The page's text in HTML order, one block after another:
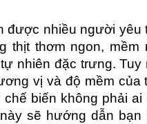
được nhiều người yêu
thịt thơm ngon, mềm
nhiên đặc trưng. Tuy
vị và độ mềm của
chế biến không phải ai
sẽ hướng dẫn bạn